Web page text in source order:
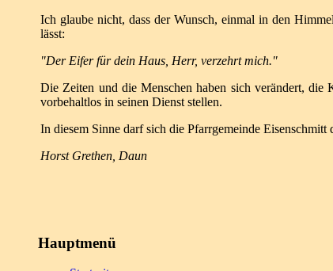
Ich glaube nicht, dass der Wunsch, einmal in den
lässt:
"Der Eifer für dein Haus, Herr, verzehrt mich."
Die Zeiten und die Menschen haben sich verändert, die
vorbehaltlos in seinen Dienst stellen.
In diesem Sinne darf sich die Pfarrgemeinde Eisenschmitt
Horst Grethen, Daun
Hauptmenü